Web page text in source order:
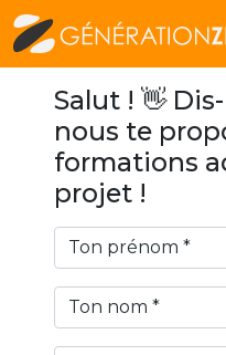
Salut ! 👋
nous te
formations
projet !